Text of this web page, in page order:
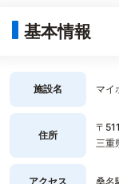
基本情報
施設名 マイ
住所
〒
三重
アクセス 桑名